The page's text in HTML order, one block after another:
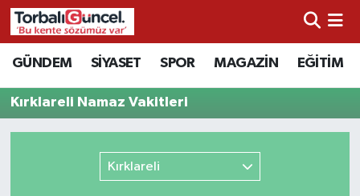
GÜNDEM SİYASET SPOR MAGAZİN EĞİTİM
Kırklareli Namaz Vakitleri
Kırklareli
İzmir Nöbetçi Eczaneler
İzmir Hava Durumu
İzmir Trafik Yoğunluk Haritası